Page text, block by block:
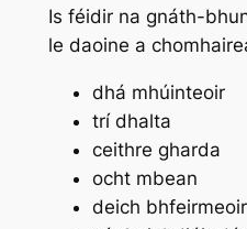
Is féidir na gnáth-
le daoine a
dhá mhúinteoir
trí dhalta
ceithre gharda
ocht mbean
deich bhfeirmeoir